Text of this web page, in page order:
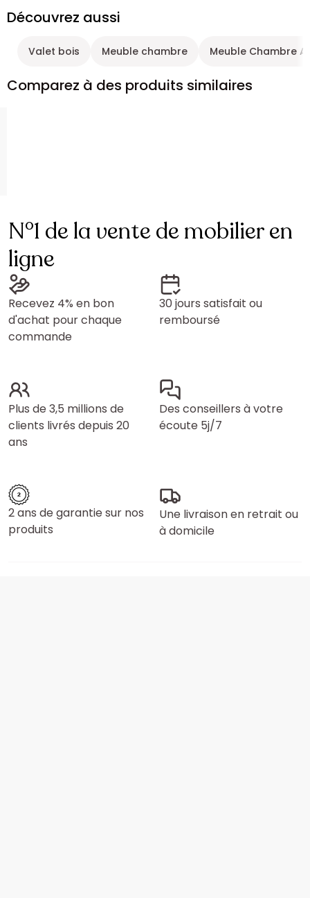
Découvrez aussi
Valet bois Meuble chambre Meuble Chambre
Comparez à des produits similaires
N°1 de la vente de mobilier en
ligne
Recevez 4% en bon
d'achat pour chaque
commande
30 jours satisfait ou
remboursé
Plus de 3,5 millions de
clients livrés depuis 20
ans
Des conseillers à votre
écoute 5j/7
2 ans de garantie sur nos
produits
Une livraison en retrait ou
à domicile